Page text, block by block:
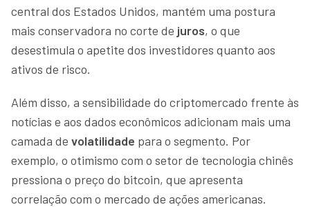
central dos Estados Unidos, mantém uma postura
mais conservadora no corte de juros, o que
desestimula o apetite dos investidores quanto aos
ativos de risco.
Além disso, a sensibilidade do criptomercado frente às
notícias e aos dados econômicos adicionam mais uma
camada de volatilidade para o segmento. Por
exemplo, o otimismo com o setor de tecnologia chinês
pressiona o preço do bitcoin, que apresenta
correlação com o mercado de ações americanas.